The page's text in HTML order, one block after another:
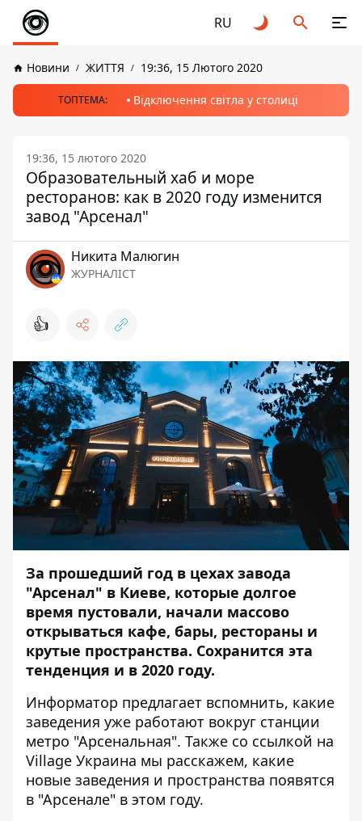
RU
Новини ЖИТТЯ 19:36, 15 Лютого 2020
ТОПТЕМА: Відключення світла у столиці
19:36, 15 лютого 2020
Образовательный хаб и море
ресторанов: как в 2020 году изменится
завод "Арсенал"
Никита Малюгин
ЖУРНАЛІСТ
👍
За прошедший год в цехах завода
"Арсенал" в Киеве, которые долгое
время пустовали, начали массово
открываться кафе, бары, рестораны и
крутые пространства. Сохранится эта
тенденция и в 2020 году.
Информатор предлагает вспомнить, какие
заведения уже работают вокруг станции
метро "Арсенальная". Также со ссылкой на
Village Украина мы расскажем, какие
новые заведения и пространства появятся
в "Арсенале" в этом году.